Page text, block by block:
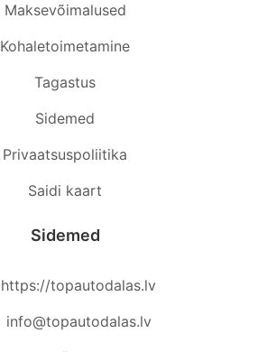
Maksevõimalused
Kohaletoimetamine
Tagastus
Sidemed
Privaatsuspoliitika
Saidi kaart
Sidemed
https://topautodalas.lv
info@topautodalas.lv